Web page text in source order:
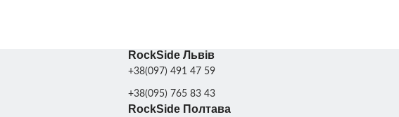
RockSide Львів
+38(097) 491 47 59
+38(095) 765 83 43
RockSide Полтава